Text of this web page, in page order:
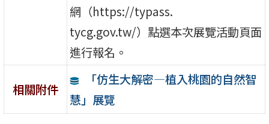
網（https://typass.
tycg.gov.tw/）點選本次展覽活動頁面
進行報名。
相關附件
「仿生大解密—植入桃園的自然智
慧」展覽